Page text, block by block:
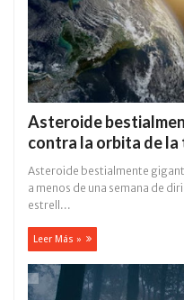
Asteroide
contra la orbita de la
Asteroide bestialmente
a menos de una semana de
estrell...
Leer Más »